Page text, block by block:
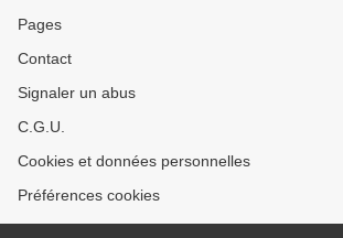
Pages
Contact
Signaler un abus
C.G.U.
Cookies et données personnelles
Préférences cookies